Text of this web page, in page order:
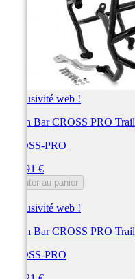
Exclusivité web !
Crash Bar CROSS PRO Trail
CROSS-PRO
307,91 €
Ajouter au panier
Exclusivité web !
Crash Bar CROSS PRO Trail
CROSS-PRO